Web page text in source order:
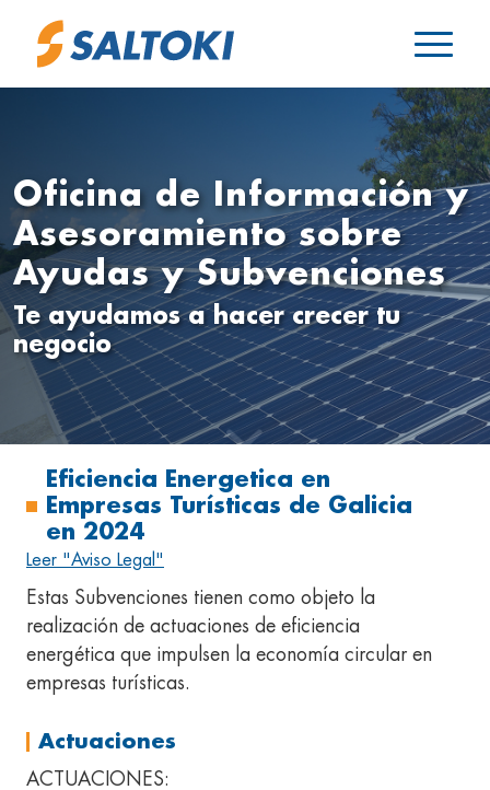
Oficina de Información y
Asesoramiento sobre
Ayudas y Subvenciones
Te ayudamos a hacer crecer tu
negocio
Eficiencia Energetica en
Empresas Turísticas de Galicia
en 2024
Leer "Aviso Legal"
Estas Subvenciones tienen como objeto la
realización de actuaciones de eficiencia
energética que impulsen la economía circular en
empresas turísticas.
Actuaciones
ACTUACIONES: